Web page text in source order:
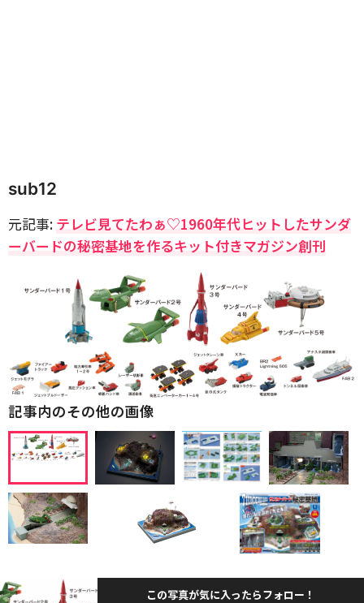
sub12
元記事: テレビ見てたわぁ♡1960年代ヒットしたサンダ
ーバードの秘密基地を作るキット付きマガジン創刊
記事内のその他の画像
この写真が気に入ったらフォロー！